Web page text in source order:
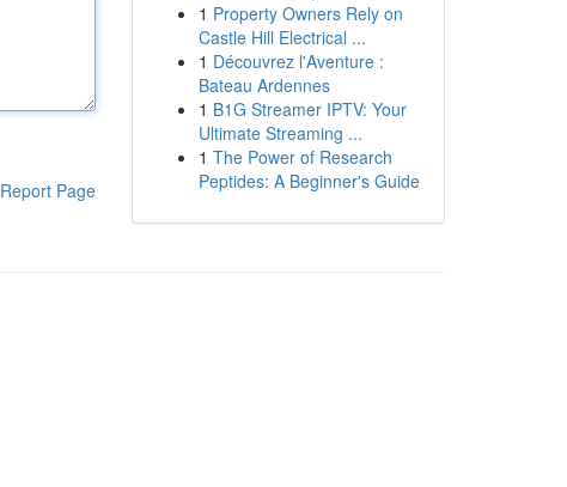
Report Page
1 Property Owners Rely on
Castle Hill Electrical ...
1 Découvrez l'Aventure :
Bateau Ardennes
1 B1G Streamer IPTV: Your
Ultimate Streaming ...
1 The Power of Research
Peptides: A Beginner's Guide